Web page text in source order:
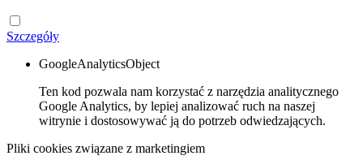
Szczegóły
GoogleAnalyticsObject
Ten kod pozwala nam korzystać z narzędzia analitycznego
Google Analytics, by lepiej analizować ruch na naszej
witrynie i dostosowywać ją do potrzeb odwiedzających.
Pliki cookies związane z marketingiem